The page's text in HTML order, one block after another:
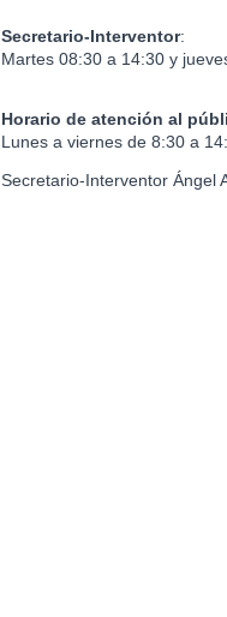
Secretario-Interventor:
Martes 08:30 a 14:30 y
Horario de atención al
Lunes a viernes de 8:30 a
Secretario-Interventor Ángel